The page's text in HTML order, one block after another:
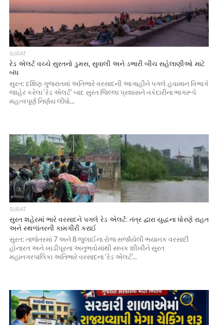
SURAT
રેડ એલર્ટ વચ્ચે સુરતનો ડુમસ, સુવાલી અને ડભારી બીચ સહેલાણીઓ માટે
બંધ
સુરત: દક્ષિણ ગુજરાતમાં અતિભારે વરસાદની આગાહીને પગલે હવામાન વિભાગે
જાહેર કરેલા ‘રેડ એલર્ટ’ બાદ સુરત જિલ્લા પ્રશાસને તકેદારીના ભાગરૂપે
મહત્વપૂર્ણ નિર્ણય લીધો...
SURAT
સુરત શહેરમાં ભારે વરસાદને પગલે રેડ એલર્ટ: તંત્ર દ્વારા યુદ્ધના ધોરણે રાહત
અને સ્થળાંતરની કામગીરી કરાઈ
સુરત: તાજેતરમાં 7 અને 8 જુલાઈના રોજ સર્જાયેલી ભયાનક વરસાદી
હોનારત અને ખાડીપૂરના અનુભવોમાંથી સબક શીખીને સુરત
મહાનગરપાલિકા અતિભારે વરસાદના ‘રેડ એલર્ટ’...